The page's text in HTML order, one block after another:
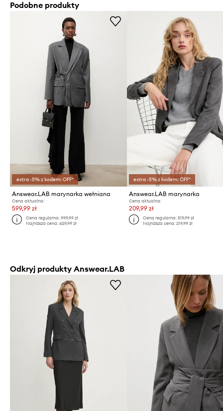
Podobne produkty
extra -5% z kodem: OFF*
Answear.LAB marynarka wełniana
Cena aktualna:
599,99 zł
Cena regularna:999,99 zł
Najniższa cena:629,99 zł
extra -5% z kodem: OFF*
Answear.LAB marynarka
Cena aktualna:
209,99 zł
Cena regularna: 519,99 zł
Najniższa cena: 219,99 zł
Odkryj produkty Answear.LAB